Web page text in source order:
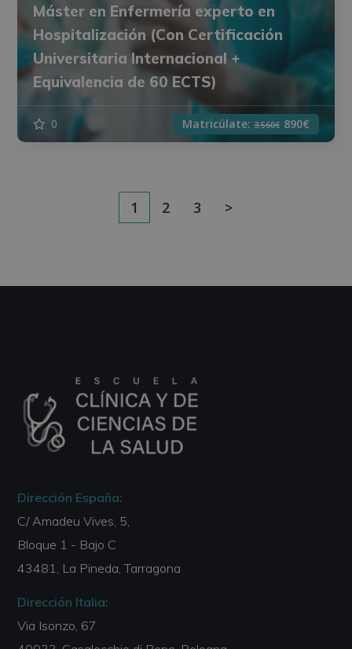
Máster en Enfermería experto en
Hospitalización (Con Certificación
Universitaria Internacional +
Equivalencia de 60 ECTS)
0 Matricúlate: 3.560€ 890€
1 2 3 >
Dirección España:
C/ Amadeu Vives, 5,
Bloque 1 - Bajo C
43481, La Pineda, Tarragona
Dirección Italia:
Via Isonzo, 67